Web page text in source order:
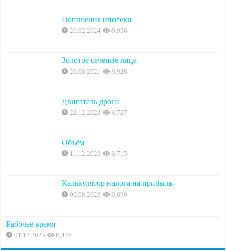
Погашения ипотеки
26.02.2024 8,956
Золотое сечение лица
20.08.2021 8,928
Двигатель дрона
22.12.2023 8,727
Объём
11.12.2023 8,715
Калькулятор налога на прибыль
06.08.2023 8,690
Рабочее время
01.12.2023 8,476